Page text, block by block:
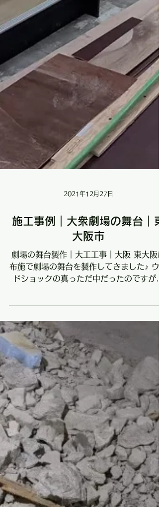
2021年12月27日
大阪市
劇場の舞台製作｜大工工事｜大阪 東大阪は
布施で劇場の舞台を製作してきました♪ ウ
ドショックの真っただ中だったのですが
手持ちの材木と、材木屋さんに協力してい
だきまして、 なんとか、調達できました